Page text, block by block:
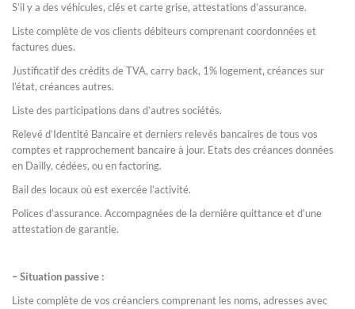
S’il y a des véhicules, clés et carte grise, attestations d’assurance.
Liste complète de vos clients débiteurs comprenant coordonnées et
factures dues.
Justificatif des crédits de TVA, carry back, 1% logement, créances sur
l’état, créances autres.
Liste des participations dans d’autres sociétés.
Relevé d’Identité Bancaire et derniers relevés bancaires de tous vos
comptes et rapprochement bancaire à jour. Etats des créances données
en Dailly, cédées, ou en factoring.
Bail des locaux où est exercée l’activité.
Polices d’assurance. Accompagnées de la dernière quittance et d’une
attestation de garantie.
–Situation passive :
Liste complète de vos créanciers comprenant les noms, adresses avec